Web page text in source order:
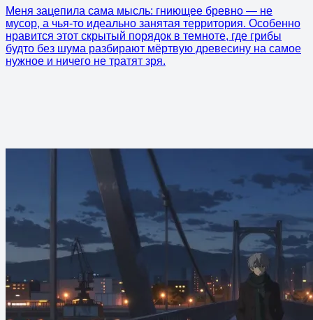
Меня зацепила сама мысль: гниющее бревно — не
мусор, а чья-то идеально занятая территория. Особенно
нравится этот скрытый порядок в темноте, где грибы
будто без шума разбирают мёртвую древесину на самое
нужное и ничего не тратят зря.